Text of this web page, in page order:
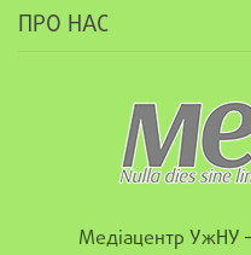
ПРО НАС
Медіацентр УжНУ